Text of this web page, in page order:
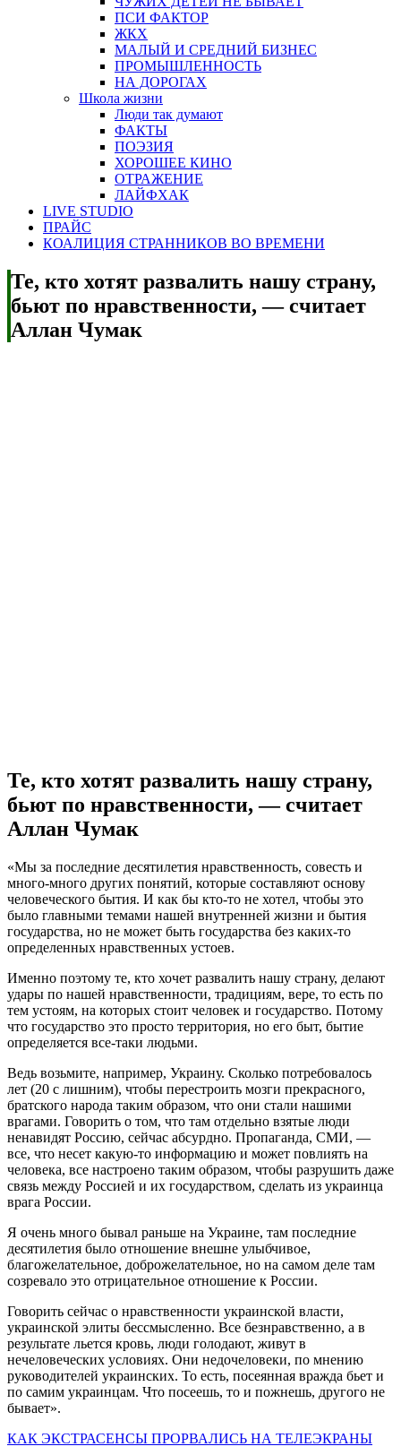
ПСИ ФАКТОР
ЖКХ
МАЛЫЙ И СРЕДНИЙ БИЗНЕС
ПРОМЫШЛЕННОСТЬ
НА ДОРОГАХ
Школа жизни
Люди так думают
ФАКТЫ
ПОЭЗИЯ
ХОРОШЕЕ КИНО
ОТРАЖЕНИЕ
ЛАЙФХАК
LIVE STUDIO
ПРАЙС
КОАЛИЦИЯ СТРАННИКОВ ВО ВРЕМЕНИ
Те, кто хотят развалить нашу страну,
бьют по нравственности, — считает
Аллан Чумак
Те, кто хотят развалить нашу страну,
бьют по нравственности, — считает
Аллан Чумак
«Мы за последние десятилетия нравственность, совесть и
много-много других понятий, которые составляют основу
человеческого бытия. И как бы кто-то не хотел, чтобы это
было главными темами нашей внутренней жизни и бытия
государства, но не может быть государства без каких-то
определенных нравственных устоев.
Именно поэтому те, кто хочет развалить нашу страну, делают
удары по нашей нравственности, традициям, вере, то есть по
тем устоям, на которых стоит человек и государство. Потому
что государство это просто территория, но его быт, бытие
определяется все-таки людьми.
Ведь возьмите, например, Украину. Сколько потребовалось
лет (20 с лишним), чтобы перестроить мозги прекрасного,
братского народа таким образом, что они стали нашими
врагами. Говорить о том, что там отдельно взятые люди
ненавидят Россию, сейчас абсурдно. Пропаганда, СМИ, —
все, что несет какую-то информацию и может повлиять на
человека, все настроено таким образом, чтобы разрушить даже
связь между Россией и их государством, сделать из украинца
врага России.
Я очень много бывал раньше на Украине, там последние
десятилетия было отношение внешне улыбчивое,
благожелательное, доброжелательное, но на самом деле там
созревало это отрицательное отношение к России.
Говорить сейчас о нравственности украинской власти,
украинской элиты бессмысленно. Все безнравственно, а в
результате льется кровь, люди голодают, живут в
нечеловеческих условиях. Они недочеловеки, по мнению
руководителей украинских. То есть, посеянная вражда бьет и
по самим украинцам. Что посеешь, то и пожнешь, другого не
бывает».
КАК ЭКСТРАСЕНСЫ ПРОРВАЛИСЬ НА ТЕЛЕЭКРАНЫ